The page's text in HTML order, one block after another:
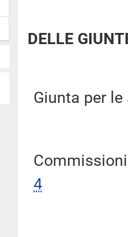
DELLE
Giunta per
4